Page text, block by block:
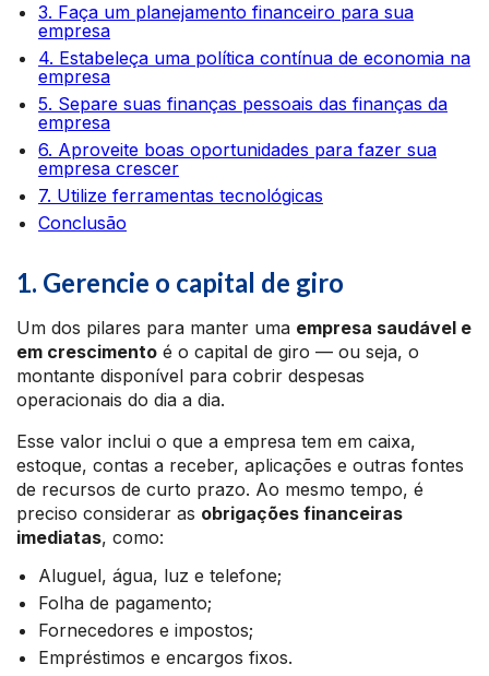
3. Faça um planejamento financeiro para sua
empresa
4. Estabeleça uma política contínua de economia na
empresa
5. Separe suas finanças pessoais das finanças da
empresa
6. Aproveite boas oportunidades para fazer sua
empresa crescer
7. Utilize ferramentas tecnológicas
Conclusão
1. Gerencie o capital de giro
Um dos pilares para manter uma empresa saudável e
em crescimento é o capital de giro — ou seja, o
montante disponível para cobrir despesas
operacionais do dia a dia.
Esse valor inclui o que a empresa tem em caixa,
estoque, contas a receber, aplicações e outras fontes
de recursos de curto prazo. Ao mesmo tempo, é
preciso considerar as obrigações financeiras
imediatas, como:
Aluguel, água, luz e telefone;
Folha de pagamento;
Fornecedores e impostos;
Empréstimos e encargos fixos.